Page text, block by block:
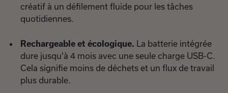
créatif à un défilement fluide pour les tâches
quotidiennes.
Rechargeable et écologique. La batterie intégrée
dure jusqu'à 4 mois avec une seule charge USB-C.
Cela signifie moins de déchets et un flux de travail
plus durable.